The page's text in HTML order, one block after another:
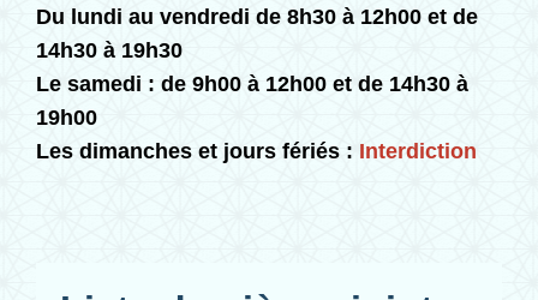
Du lundi au vendredi de 8h30 à 12h00 et de
14h30 à 19h30
Le samedi : de 9h00 à 12h00 et de 14h30 à
19h00
Les dimanches et jours fériés : Interdiction